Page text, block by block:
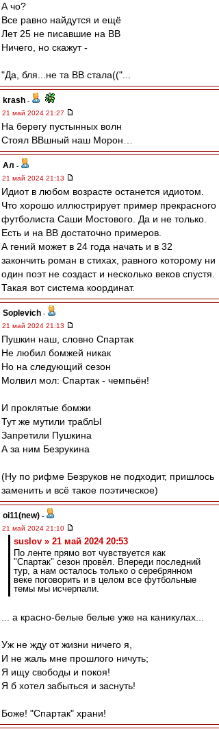
А чо?
Все равно найдутся и ещё
Лет 25 не писавшие на ВВ
Ничего, но скажут -
"Да, бля...не та ВВ стала(("...
krash -
21 май 2024 21:27
На берегу пустынных волн
Стоял ВВшный наш Морон…
Ал -
21 май 2024 21:13
Идиот в любом возрасте останется идиотом.
Что хорошо иллюстрирует пример прекрасного
футболиста Саши Мостового. Да и не только.
Есть и на ВВ достаточно примеров.
А гений может в 24 года начать и в 32
закончить роман в стихах, равного которому ни
один поэт не создаст и несколько веков спустя.
Такая вот система координат.
Soplevich -
21 май 2024 21:13
Пушкин наш, словно Спартак
Не любил бомжей никак
Но на следующий сезон
Молвил мол: Спартак - чемпьён!
И проклятые бомжи
Тут же мутили траблЫ
Запретили Пушкина
А за ним Безрукина
(Ну по рифме Безруков не подходит, пришлось
заменить и всё такое поэтическое)
oi11(new) -
21 май 2024 21:10
suslov » 21 май 2024 20:53
По ленте прямо вот чувствуется как
"Спартак" сезон провёл. Впереди последний
тур, а нам осталось только о серебрянном
веке поговорить и в целом все футбольные
темы мы исчерпали.
... а красно-белые белые уже на каникулах...
Уж не жду от жизни ничего я,
И не жаль мне прошлого ничуть;
Я ищу свободы и покоя!
Я б хотел забыться и заснуть!
Боже! "Спартак" храни!